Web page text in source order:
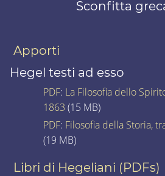
Sconfitta
Apporti
Hegel testi ad esso
PDF: La Filosofia dello
1863 (15 MB)
PDF: Filosofia della Storia,
(19 MB)
Libri di Hegeliani (PDFs)